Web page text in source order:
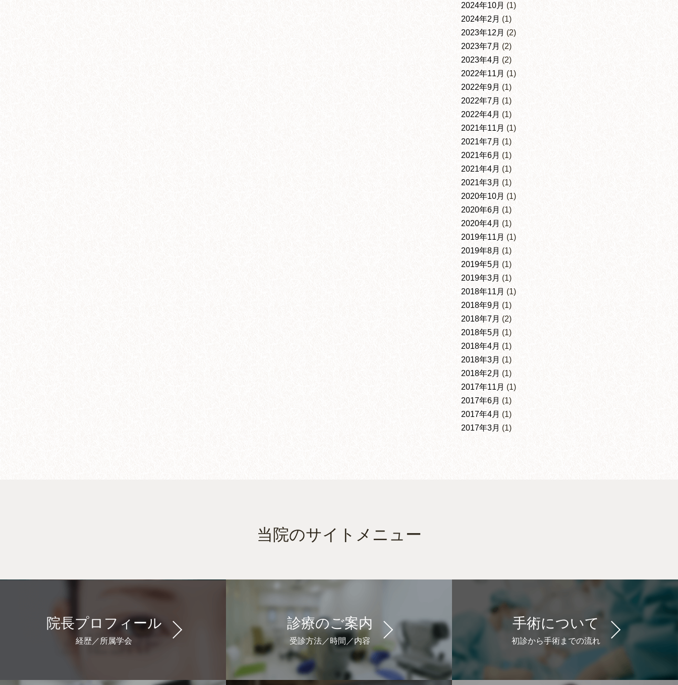
2024年10月 (1)
2024年2月 (1)
2023年12月 (2)
2023年7月 (2)
2023年4月 (2)
2022年11月 (1)
2022年9月 (1)
2022年7月 (1)
2022年4月 (1)
2021年11月 (1)
2021年7月 (1)
2021年6月 (1)
2021年4月 (1)
2021年3月 (1)
2020年10月 (1)
2020年6月 (1)
2020年4月 (1)
2019年11月 (1)
2019年8月 (1)
2019年5月 (1)
2019年3月 (1)
2018年11月 (1)
2018年9月 (1)
2018年7月 (2)
2018年5月 (1)
2018年4月 (1)
2018年3月 (1)
2018年2月 (1)
2017年11月 (1)
2017年6月 (1)
2017年4月 (1)
2017年3月 (1)
当院のサイトメニュー
院長プロフィール
経歴／所属学会
診療のご案内
受診方法／時間／内容
手術について
初診から手術までの流れ